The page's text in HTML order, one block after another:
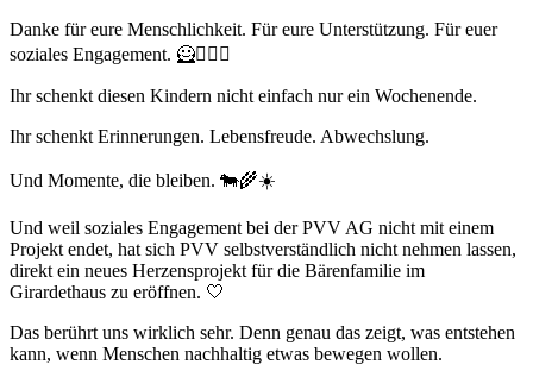
Danke für eure Menschlichkeit. Für eure Unterstützung. Für euer
soziales Engagement. 🦸🦸🏻‍♀️
Ihr schenkt diesen Kindern nicht einfach nur ein Wochenende.
Ihr schenkt Erinnerungen. Lebensfreude. Abwechslung.
Und Momente, die bleiben. 🐄🌾☀️
Und weil soziales Engagement bei der PVV AG nicht mit einem
Projekt endet, hat sich PVV selbstverständlich nicht nehmen lassen,
direkt ein neues Herzensprojekt für die Bärenfamilie im
Girardethaus zu eröffnen. 🤍
Das berührt uns wirklich sehr. Denn genau das zeigt, was entstehen
kann, wenn Menschen nachhaltig etwas bewegen wollen.